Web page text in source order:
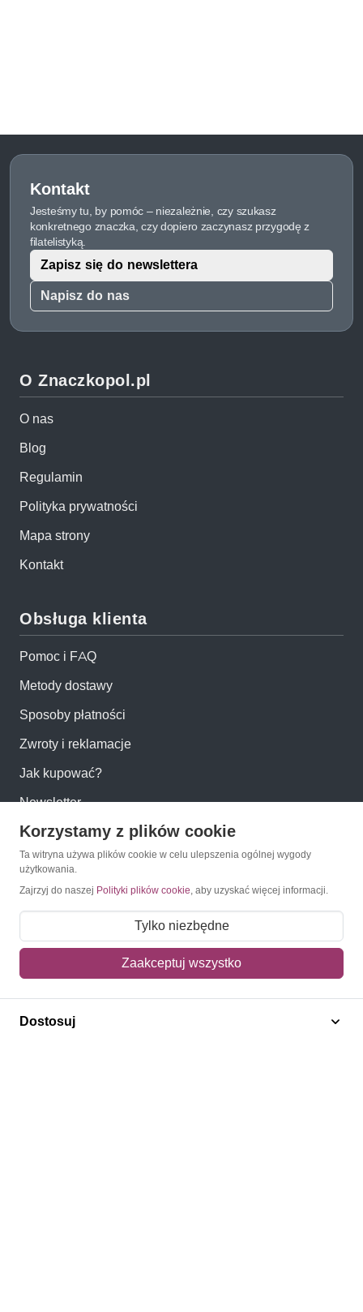
Kontakt
Jesteśmy tu, by pomóc – niezależnie, czy szukasz
konkretnego znaczka, czy dopiero zaczynasz przygodę z
filatelistyką.
Napisz do nas
Zapisz się do newslettera
O Znaczkopol.pl
O nas
Blog
Regulamin
Polityka prywatności
Mapa strony
Kontakt
Obsługa klienta
Pomoc i FAQ
Metody dostawy
Sposoby płatności
Zwroty i reklamacje
Jak kupować?
Newsletter
Konto
Moje konto
Mój koszyk
Adres dostawy
Korzystamy z plików cookie
Ta witryna używa plików cookie w celu ulepszenia ogólnej wygody
użytkowania.
Zajrzyj do naszej Polityki plików cookie, aby uzyskać więcej informacji.
Tylko niezbędne
Zaakceptuj wszystko
Dostosuj